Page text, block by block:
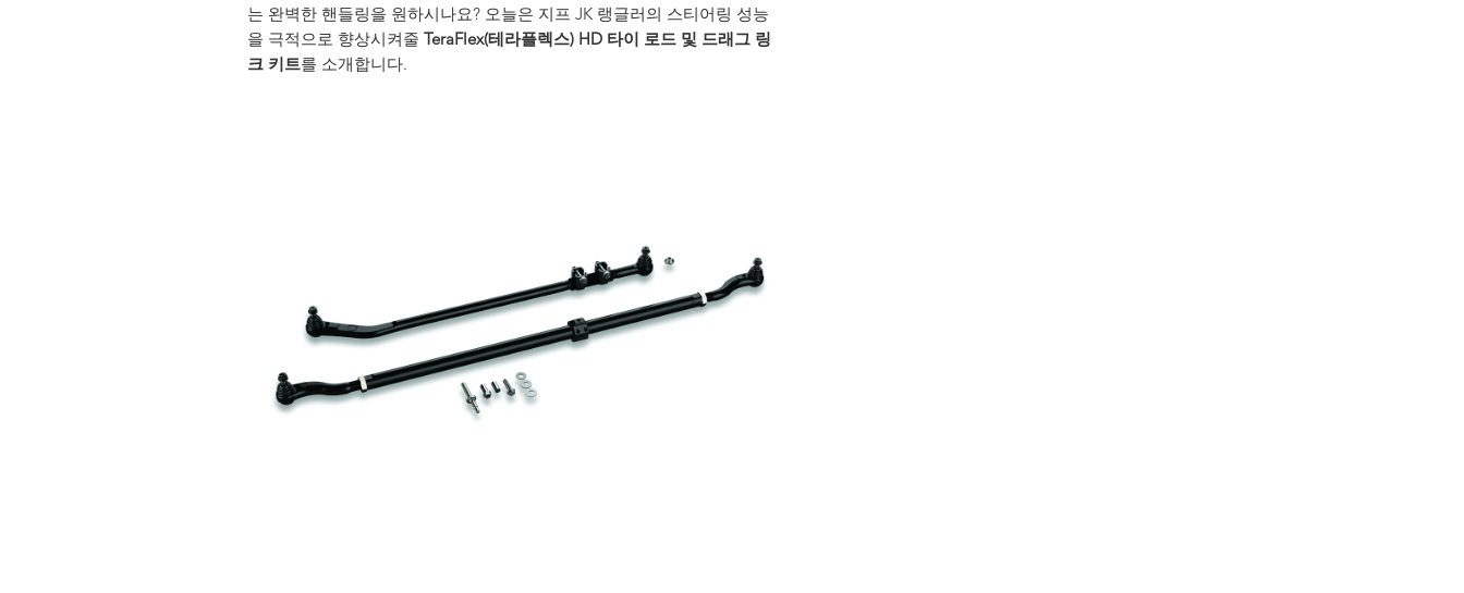
는 완벽한 핸들링을 원하시나요? 오늘은 지프 JK 랭글러의 스티어링 성능
을 극적으로 향상시켜줄 TeraFlex(테라플렉스) HD 타이 로드 및 드래그 링
크 키트를 소개합니다.